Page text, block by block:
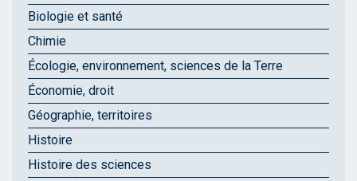
Biologie et santé
Chimie
Écologie, environnement, sciences de la Terre
Économie, droit
Géographie, territoires
Histoire
Histoire des sciences